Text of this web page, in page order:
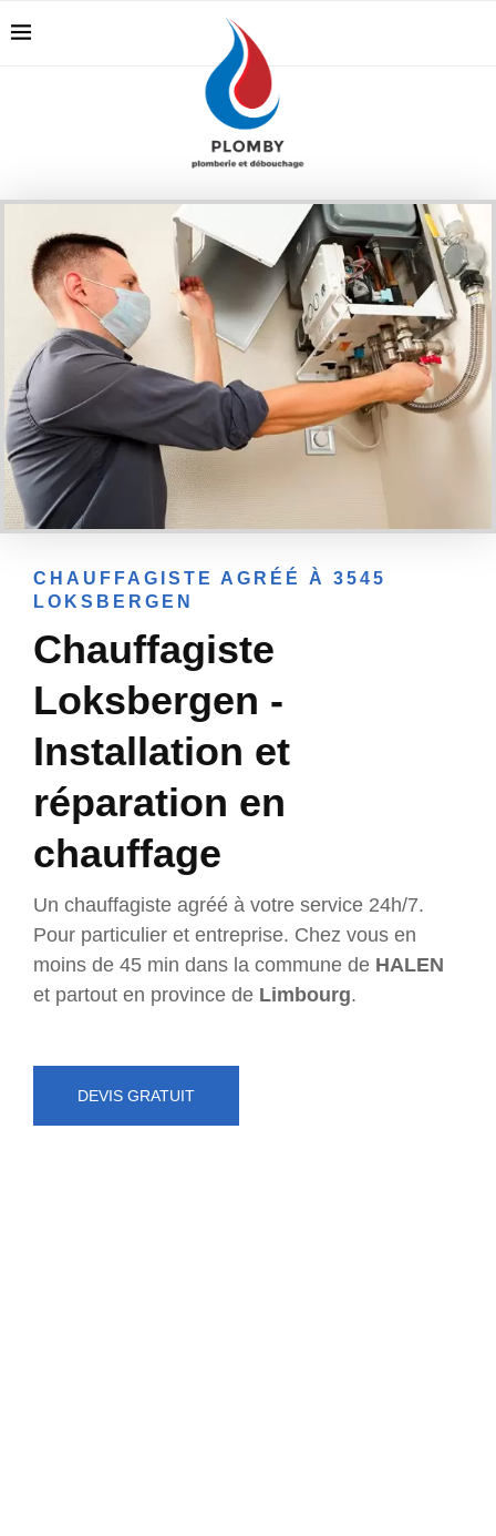
CHAUFFAGISTE AGRÉÉ À 3545
LOKSBERGEN
Chauffagiste
Loksbergen -
Installation et
réparation en
chauffage
Un chauffagiste agréé à votre service 24h/7.
Pour particulier et entreprise. Chez vous en
moins de 45 min dans la commune de HALEN
et partout en province de Limbourg.
DEVIS GRATUIT